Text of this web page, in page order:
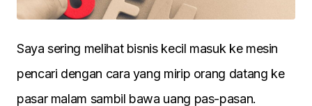
Saya sering melihat bisnis kecil masuk ke mesin
pencari dengan cara yang mirip orang datang ke
pasar malam sambil bawa uang pas-pasan.